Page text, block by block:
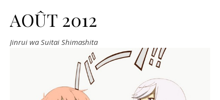
AOÛT 2012
Jinrui wa Suitai Shimashita